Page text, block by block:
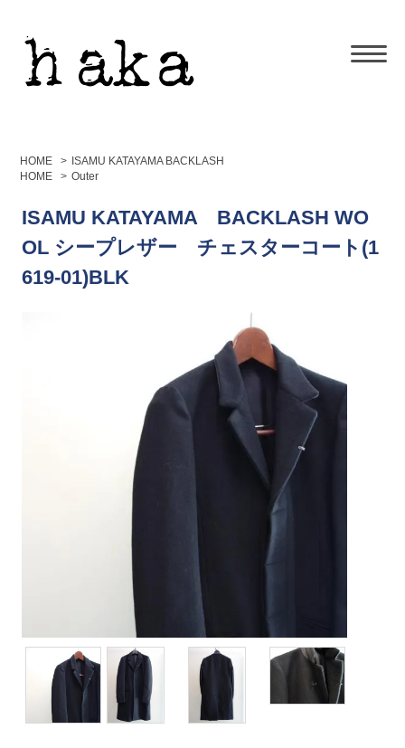
HOME > ISAMU KATAYAMA BACKLASH
HOME
> Outer
ISAMU KATAYAMA BACKLASH WO
OL シープレザー チェスターコート(1
619-01)BLK